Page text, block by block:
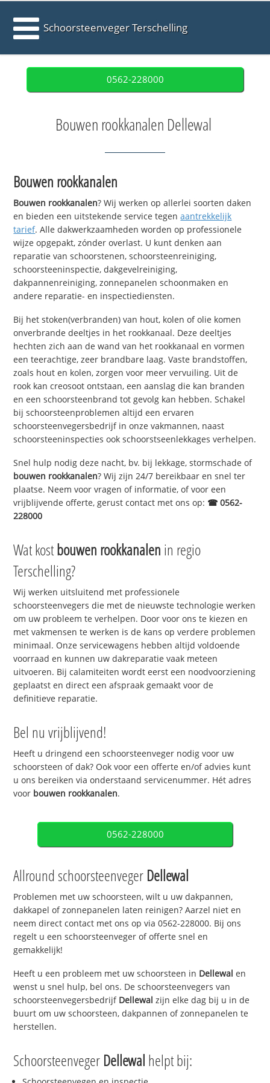
Schoorsteenveger Terschelling
0562-228000
Bouwen rookkanalen Dellewal
Bouwen rookkanalen
Bouwen rookkanalen? Wij werken op allerlei soorten daken
en bieden een uitstekende service tegenaantrekkelijk
tarief. Alle dakwerkzaamheden worden op professionele
wijze opgepakt, zónder overlast. U kunt denken aan
reparatie van schoorstenen, schoorsteenreiniging,
schoorsteeninspectie, dakgevelreiniging,
dakpannenreiniging, zonnepanelen schoonmaken en
andere reparatie- en inspectiediensten.
Bij het stoken(verbranden) van hout, kolen of olie komen
onverbrande deeltjes in het rookkanaal. Deze deeltjes
hechten zich aan de wand van het rookkanaal en vormen
een teerachtige, zeer brandbare laag. Vaste brandstoffen,
zoals hout en kolen, zorgen voor meer vervuiling. Uit de
rook kan creosoot ontstaan, een aanslag die kan branden
en een schoorsteenbrand tot gevolg kan hebben. Schakel
bij schoorsteenproblemen altijd een ervaren
schoorsteenvegersbedrijf in onze vakmannen, naast
schoorsteeninspecties ook schoorstseenlekkages verhelpen.
Snel hulp nodig deze nacht, bv. bij lekkage, stormschade of
bouwen rookkanalen? Wij zijn 24/7 bereikbaar en snel ter
plaatse. Neem voor vragen of informatie, of voor een
vrijblijvende offerte, gerust contact met ons op: ☎ 0562-
228000
Wat kostbouwen rookkanalen in regio
Terschelling?
Wij werken uitsluitend met professionele
schoorsteenvegers die met de nieuwste technologie werken
om uw probleem te verhelpen. Door voor ons te kiezen en
met vakmensen te werken is de kans op verdere problemen
minimaal. Onze servicewagens hebben altijd voldoende
voorraad en kunnen uw dakreparatie vaak meteen
uitvoeren. Bij calamiteiten wordt eerst een noodvoorziening
geplaatst en direct een afspraak gemaakt voor de
definitieve reparatie.
Bel nu vrijblijvend!
Heeft u dringend een schoorsteenveger nodig voor uw
schoorsteen of dak? Ook voor een offerte en/of advies kunt
u ons bereiken via onderstaand servicenummer. Hét adres
voor bouwen rookkanalen.
0562-228000
Allround schoorsteenveger Dellewal
Problemen met uw schoorsteen, wilt u uw dakpannen,
dakkapel of zonnepanelen laten reinigen? Aarzel niet en
neem direct contact met ons op via 0562-228000. Bij ons
regelt u een schoorsteenveger of offerte snel en
gemakkelijk!
Heeft u een probleem met uw schoorsteen in Dellewal en
wenst u snel hulp, bel ons. De schoorsteenvegers van
schoorsteenvegersbedrijf Dellewal zijn elke dag bij u in de
buurt om uw schoorsteen, dakpannen of zonnepanelen te
herstellen.
Schoorsteenveger Dellewal helpt bij: